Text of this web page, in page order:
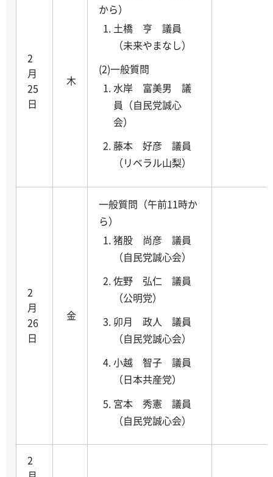
2
月
25
日
木
から）
土橋 亨 議員
（未来やまなし）
(2)一般質問
水岸 富美男 議
員（自民党誠心
会）
藤本 好彦 議員
（リベラル山梨）
2
月
26
日
金
一般質問（午前11時か
ら）
猪股 尚彦 議員
（自民党誠心会）
佐野 弘仁 議員
（公明党）
卯月 政人 議員
（自民党誠心会）
小越 智子 議員
（日本共産党）
宮本 秀憲 議員
（自民党誠心会）
2